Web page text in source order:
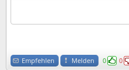
Empfehlen Melden 0 0